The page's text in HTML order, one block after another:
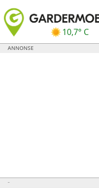
10,7° C